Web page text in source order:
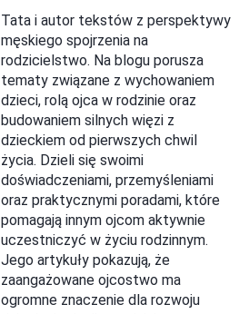
Tata i autor tekstów z perspektywy
męskiego spojrzenia na
rodzicielstwo. Na blogu porusza
tematy związane z wychowaniem
dzieci, rolą ojca w rodzinie oraz
budowaniem silnych więzi z
dzieckiem od pierwszych chwil
życia. Dzieli się swoimi
doświadczeniami, przemyśleniami
oraz praktycznymi poradami, które
pomagają innym ojcom aktywnie
uczestniczyć w życiu rodzinnym.
Jego artykuły pokazują, że
zaangażowane ojcostwo ma
ogromne znaczenie dla rozwoju